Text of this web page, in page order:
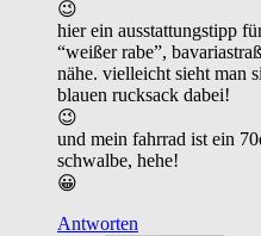
😉
hier ein ausstattungstipp
“weißer rabe”,
nähe. vielleicht sieht man
blauen rucksack dabei!
😉
und mein fahrrad ist ein
schwalbe, hehe!
😀
Antworten